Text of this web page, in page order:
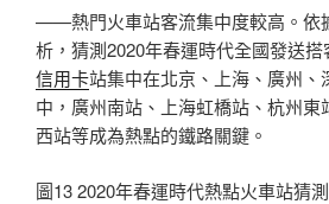
——熱門火車站客流集中度較高。依
析，猜測2020年春運時代全國發送
信用卡站集中在北京、上海、廣州、
中，廣州南站、上海虹橋站、杭州東
西站等成為熱點的鐵路關鍵。
圖13 2020年春運時代熱點火車站猜測